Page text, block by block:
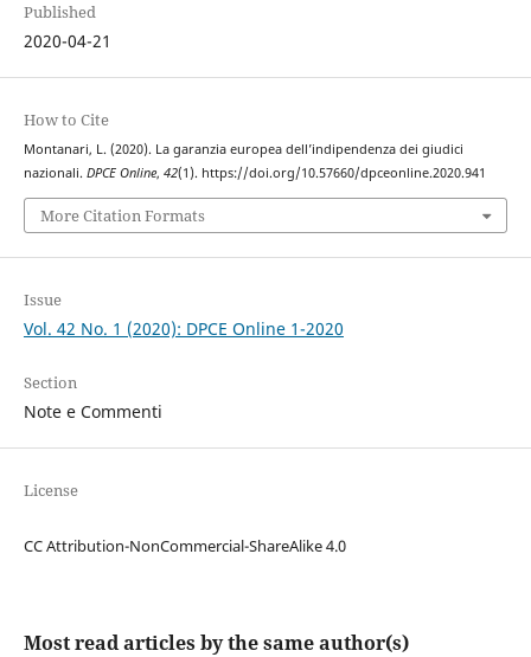
Published
2020-04-21
How to Cite
Montanari, L. (2020). La garanzia europea dell’indipendenza dei giudici
nazionali. DPCE Online, 42(1). https://doi.org/10.57660/dpceonline.2020.941
More Citation Formats
Issue
Vol. 42 No. 1 (2020): DPCE Online 1-2020
Section
Note e Commenti
License
CC Attribution-NonCommercial-ShareAlike 4.0
Most read articles by the same author(s)